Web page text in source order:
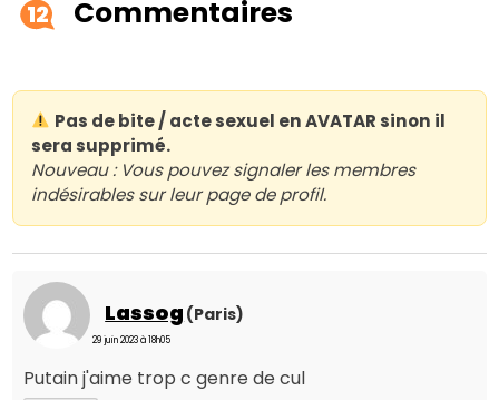
12 Commentaires
Pas de bite / acte sexuel en AVATAR sinon il
sera supprimé.
Nouveau : Vous pouvez signaler les membres
indésirables sur leur page de profil.
Lassog (Paris)
29 juin 2023 à 18h05
Putain j'aime trop c genre de cul